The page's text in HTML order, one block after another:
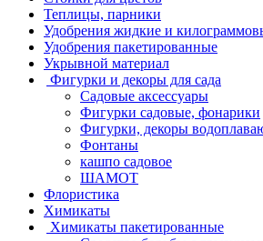
Теплицы, парники
Удобрения жидкие и
Удобрения пакетированные
Укрывной материал
Фигурки и декоры для сада
Садовые аксессуары
Фигурки садовые, фонарики
Фигурки, декоры
Фонтаны
кашпо садовое
ШАМОТ
Флористика
Химикаты
Химикаты пакетированные